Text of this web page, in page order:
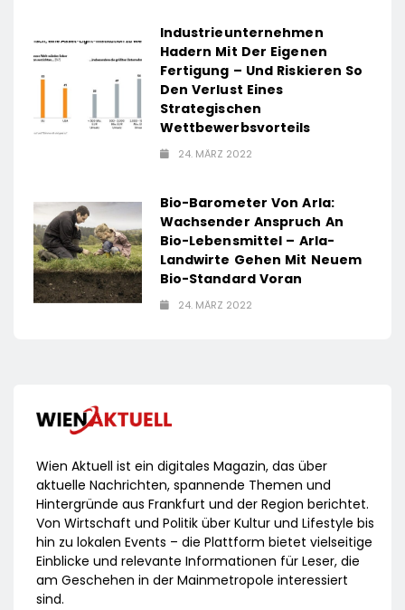
Industrieunternehmen
Hadern Mit Der Eigenen
Fertigung – Und Riskieren So
Den Verlust Eines
Strategischen
Wettbewerbsvorteils
24. MÄRZ 2022
Bio-Barometer Von Arla:
Wachsender Anspruch An
Bio-Lebensmittel – Arla-
Landwirte Gehen Mit Neuem
Bio-Standard Voran
24. MÄRZ 2022
Wien Aktuell ist ein digitales Magazin, das über
aktuelle Nachrichten, spannende Themen und
Hintergründe aus Frankfurt und der Region berichtet.
Von Wirtschaft und Politik über Kultur und Lifestyle bis
hin zu lokalen Events – die Plattform bietet vielseitige
Einblicke und relevante Informationen für Leser, die
am Geschehen in der Mainmetropole interessiert
sind.